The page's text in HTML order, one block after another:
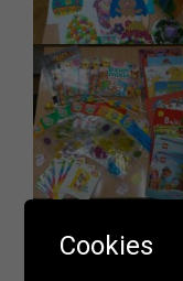
Przed jury stanęło
zwycięzców. Po
Cookies